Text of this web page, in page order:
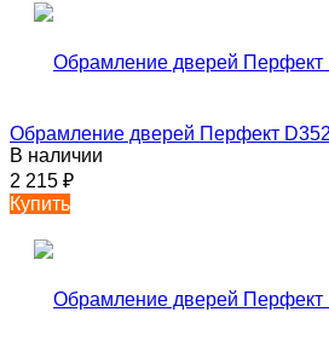
Обрамление дверей Перфект
В наличии
2 215 ₽
Купить